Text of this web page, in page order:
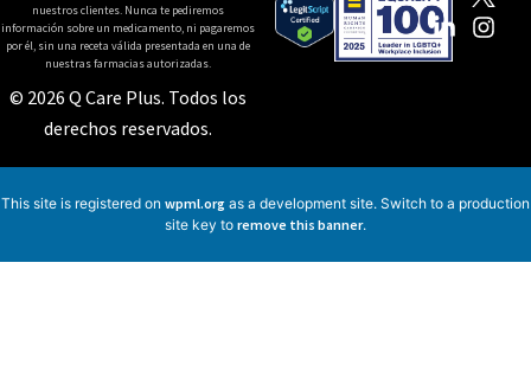
nuestros clientes. Nunca te pediremos
información sobre un medicamento, ni pagaremos
por él, sin una receta válida presentada en una de
nuestras farmacias autorizadas.
© 2026 Q Care Plus. Todos los
derechos reservados.
This site is registered on wpml.org as a development site. Switch to a production
site key to remove this banner.